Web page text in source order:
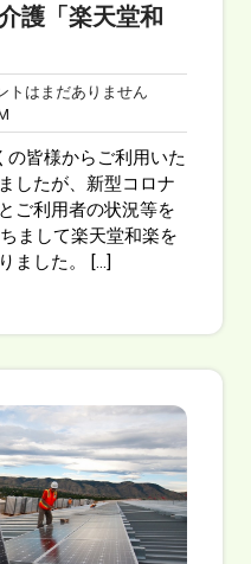
護「楽天堂和
はまだありません
の皆様からご利用いた
したが、新型コロナ
ご利用者の状況等を
まして楽天堂和楽を
ました。 […]